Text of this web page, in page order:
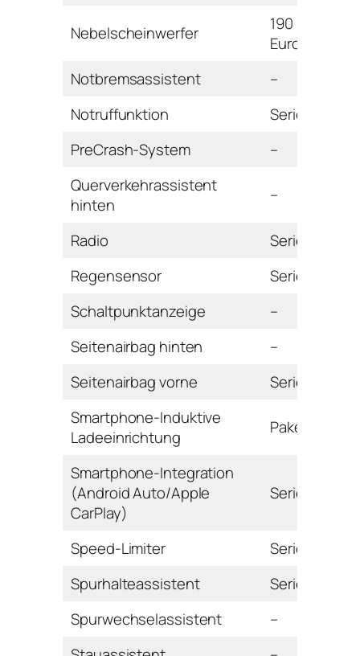
Nebelscheinwerfer
190
Euro
Notbremsassistent
–
Notruffunktion
Serie
PreCrash-System
–
Querverkehrassistent
hinten
–
Radio
Serie
Regensensor
Serie
Schaltpunktanzeige
–
Seitenairbag hinten
–
Seitenairbag vorne
Serie
Smartphone-Induktive
Ladeeinrichtung
Paket
Smartphone-Integration
(Android Auto/Apple
CarPlay)
Serie
Speed-Limiter
Serie
Spurhalteassistent
Serie
Spurwechselassistent
–